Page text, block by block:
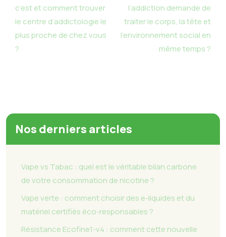
c’est et comment trouver
le centre d’addictologie le
plus proche de chez vous
?
l’addiction demande de
traiter le corps, la tête et
l’environnement social en
même temps ?
Nos derniers articles
Vape vs Tabac : quel est le véritable bilan carbone
de votre consommation de nicotine ?
Vape verte : comment choisir des e-liquides et du
matériel certifiés éco-responsables ?
Résistance Ecofine1-v4 : comment cette nouvelle